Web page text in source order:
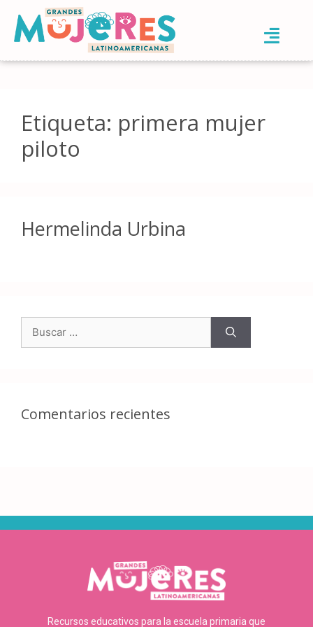
Etiqueta: primera mujer
piloto
Hermelinda Urbina
Comentarios recientes
Recursos educativos para la escuela primaria que